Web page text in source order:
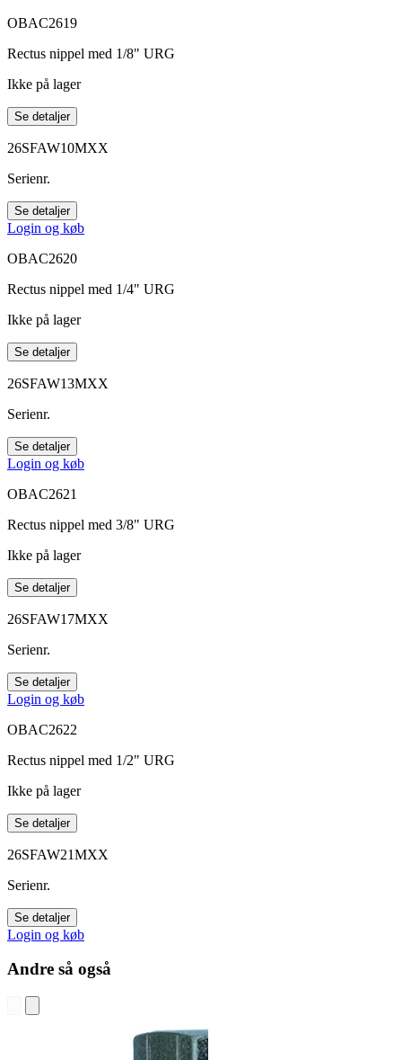
OBAC2619
Rectus nippel med 1/8" URG
Ikke på lager
Se detaljer
26SFAW10MXX
Serienr.
Se detaljer
Login og køb
OBAC2620
Rectus nippel med 1/4" URG
Ikke på lager
Se detaljer
26SFAW13MXX
Serienr.
Se detaljer
Login og køb
OBAC2621
Rectus nippel med 3/8" URG
Ikke på lager
Se detaljer
26SFAW17MXX
Serienr.
Se detaljer
Login og køb
OBAC2622
Rectus nippel med 1/2" URG
Ikke på lager
Se detaljer
26SFAW21MXX
Serienr.
Se detaljer
Login og køb
Andre så også